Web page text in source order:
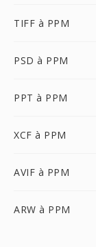
TIFF à PPM
PSD à PPM
PPT à PPM
XCF à PPM
AVIF à PPM
ARW à PPM